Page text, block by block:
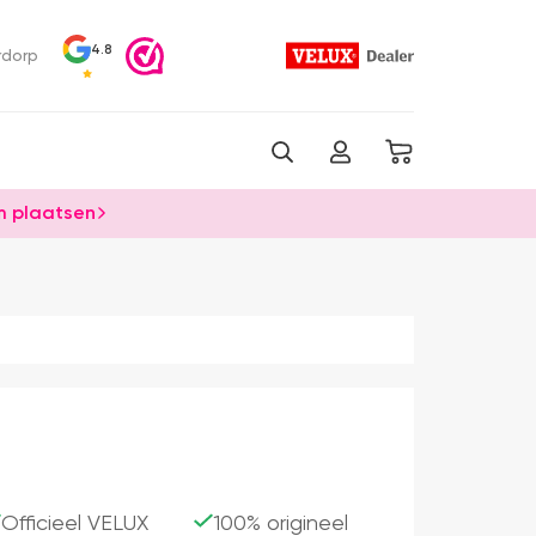
4.8
plaatsen
Officieel VELUX
100% origineel